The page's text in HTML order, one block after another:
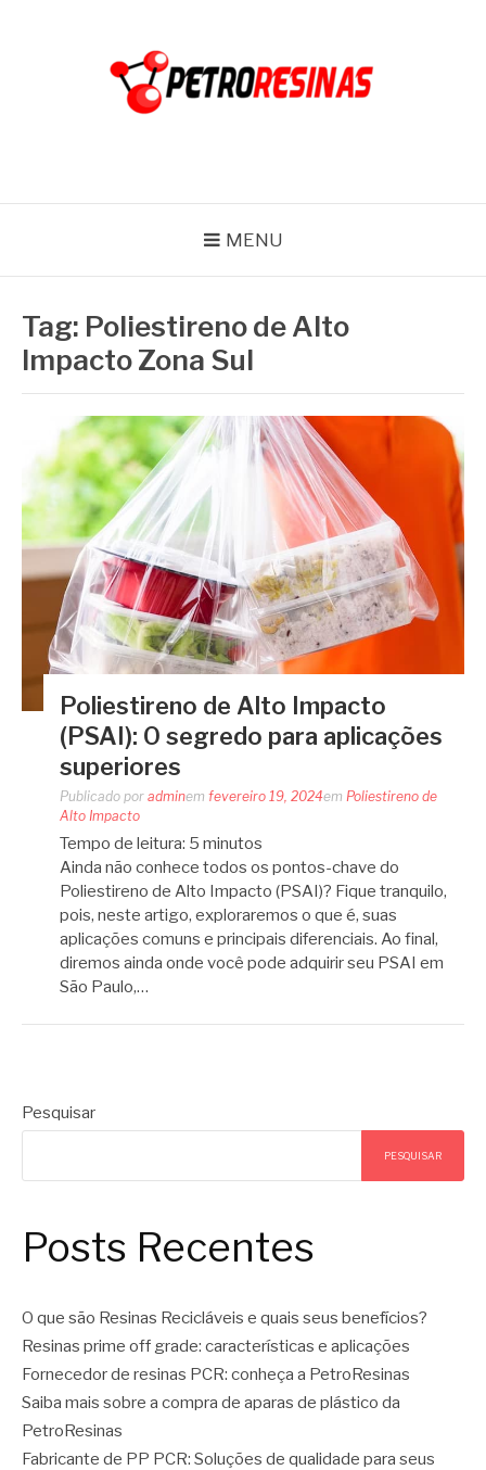
MENU
Tag: Poliestireno de Alto
Impacto Zona Sul
Poliestireno de Alto Impacto
(PSAI): O segredo para aplicações
superiores
Publicado por adminem fevereiro 19, 2024em Poliestireno de
Alto Impacto
Tempo de leitura: 5 minutos
Ainda não conhece todos os pontos-chave do
Poliestireno de Alto Impacto (PSAI)? Fique tranquilo,
pois, neste artigo, exploraremos o que é, suas
aplicações comuns e principais diferenciais. Ao final,
diremos ainda onde você pode adquirir seu PSAI em
São Paulo,…
Pesquisar
PESQUISAR
Posts Recentes
O que são Resinas Recicláveis e quais seus benefícios?
Resinas prime off grade: características e aplicações
Fornecedor de resinas PCR: conheça a PetroResinas
Saiba mais sobre a compra de aparas de plástico da
PetroResinas
Fabricante de PP PCR: Soluções de qualidade para seus